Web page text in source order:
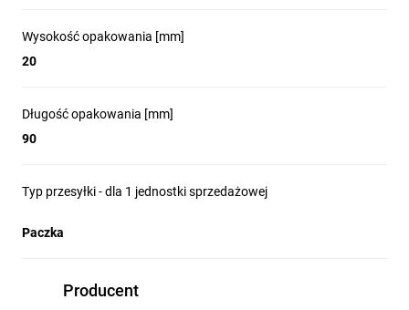
Wysokość opakowania [mm]
20
Długość opakowania [mm]
90
Typ przesyłki - dla 1 jednostki sprzedażowej
Paczka
Producent